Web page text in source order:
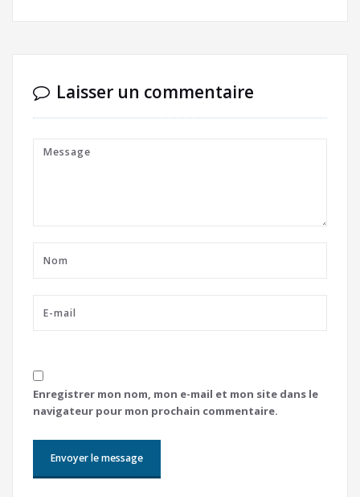
Laisser un commentaire
Enregistrer mon nom, mon e-mail et mon site dans le
navigateur pour mon prochain commentaire.